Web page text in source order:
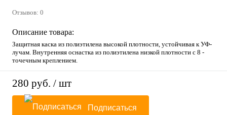
Отзывов: 0
Описание товара:
Защитная каска из полиэтилена высокой плотности, устойчивая к УФ-
лучам. Внутренняя оснастка из полиэтилена низкой плотности с 8 -
точечным креплением.
280 руб. / шт
Подписаться